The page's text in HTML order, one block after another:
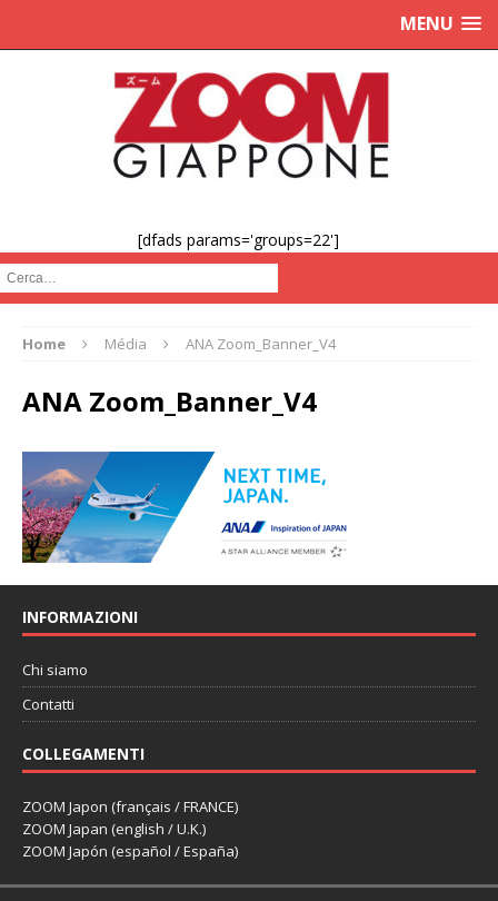
MENU
[dfads params='groups=22']
Cerca :
Home Média ANA Zoom_Banner_V4
ANA Zoom_Banner_V4
INFORMAZIONI
Chi siamo
Contatti
COLLEGAMENTI
ZOOM Japon (français / FRANCE)
ZOOM Japan (english / U.K.)
ZOOM Japón (español / España)